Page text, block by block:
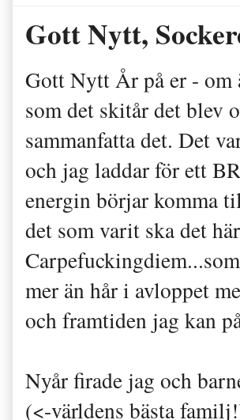
Gott Nytt,
Gott Nytt År på er - om
som det skitår det blev
sammanfatta det. Det
och jag laddar för ett
energin börjar komma
det som varit ska det
mer än hår i avloppet
och framtiden jag kan
Nyår firade jag och
(<-världens bästa